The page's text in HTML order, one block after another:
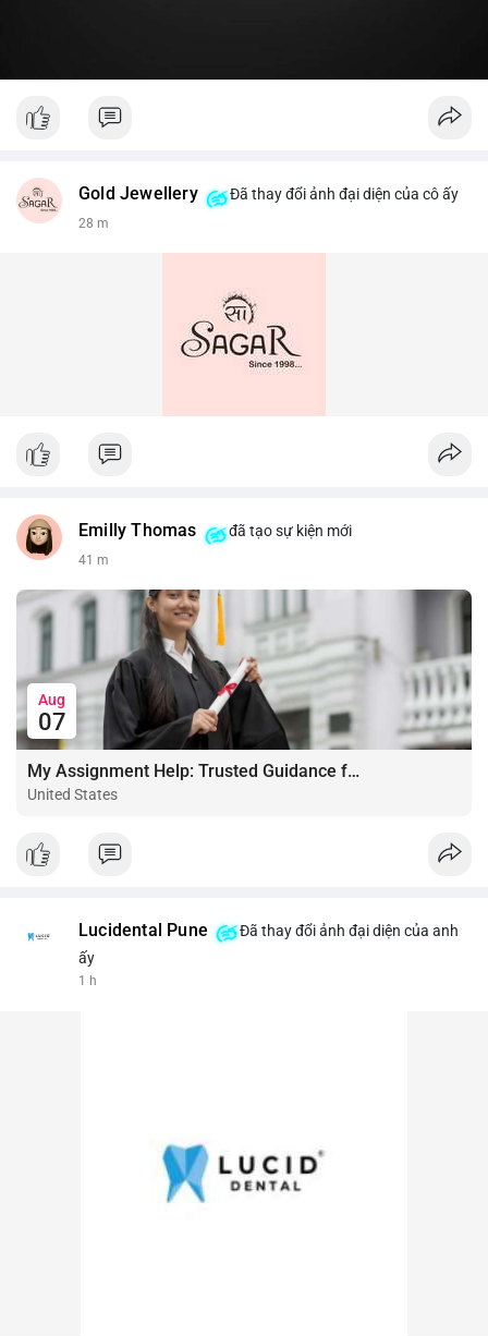
Gold Jewellery Đã thay đổi ảnh đại diện của cô ấy
28 m
Emilly Thomas đã tạo sự kiện mới
41 m
Aug
07
My Assignment Help: Trusted Guidance for Academic Excellence
United States
Lucidental Pune
Đã thay đổi ảnh đại diện của anh
ấy
1 h